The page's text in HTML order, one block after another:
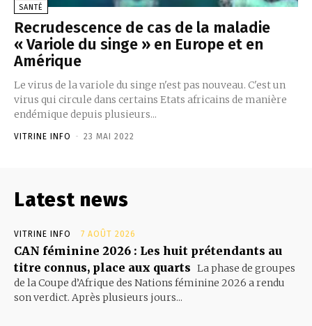
SANTÉ
Recrudescence de cas de la maladie
« Variole du singe » en Europe et en
Amérique
Le virus de la variole du singe n'est pas nouveau. C'est un
virus qui circule dans certains Etats africains de manière
endémique depuis plusieurs...
VITRINE INFO - 23 MAI 2022
Latest news
VITRINE INFO 7 AOÛT 2026
CAN féminine 2026 : Les huit prétendants au
titre connus, place aux quarts La phase de groupes
de la Coupe d’Afrique des Nations féminine 2026 a rendu
son verdict. Après plusieurs jours...